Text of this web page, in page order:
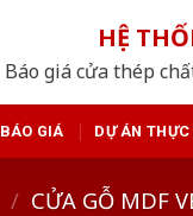
HỆ
Báo giá cửa thép
BÁO GIÁ DỰ ÁN THỰC
/ CỬA GỖ MDF